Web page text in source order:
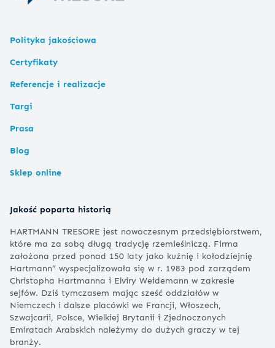
Polityka jakościowa
Certyfikaty
Referencje i realizacje
Targi
Prasa
Blog
Sklep online
Jakość poparta historią
HARTMANN TRESORE jest nowoczesnym przedsiębiorstwem,
które ma za sobą długą tradycję rzemieślniczą. Firma
założona przed ponad 150 laty jako kuźnię i kołodziejnię
Hartmann” wyspecjalizowała się w r. 1983 pod zarządem
Christopha Hartmanna i Elviry Weidemann w zakresie
sejfów. Dziś tymczasem mając sześć oddziałów w
Niemczech i dalsze placówki we Francji, Włoszech,
Szwajcarii, Polsce, Wielkiej Brytanii i Zjednoczonych
Emiratach Arabskich należymy do dużych graczy w tej
branży.